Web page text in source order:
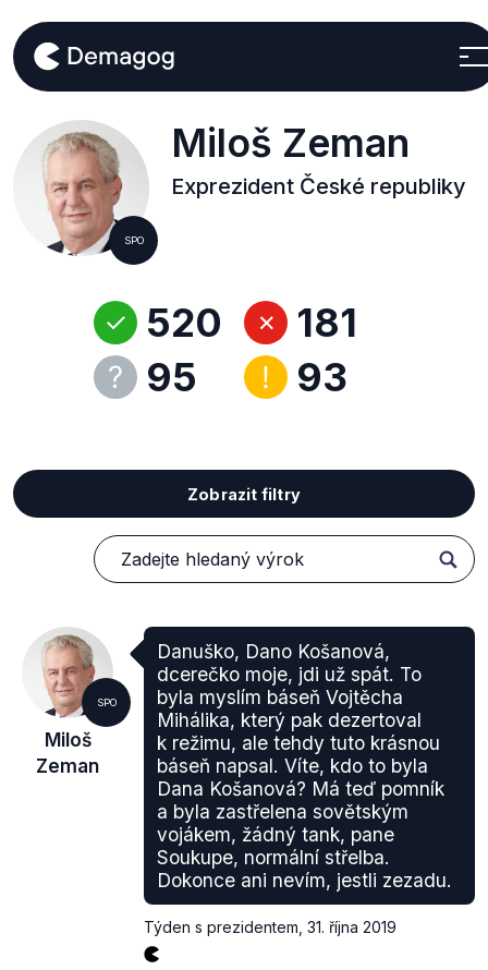
SPO
Miloš Zeman
Exprezident České republiky
520
95
181
93
Zobrazit filtry
SPO
Miloš
Zeman
Danuško, Dano Košanová,
dcerečko moje, jdi už spát. To
byla myslím báseň Vojtěcha
Mihálika, který pak dezertoval
k režimu, ale tehdy tuto krásnou
báseň napsal. Víte, kdo to byla
Dana Košanová? Má teď pomník
a byla zastřelena sovětským
vojákem, žádný tank, pane
Soukupe, normální střelba.
Dokonce ani nevím, jestli zezadu.
Týden s prezidentem 31. října 2019